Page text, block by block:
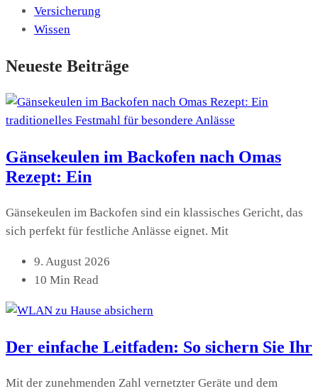
Versicherung
Wissen
Neueste Beiträge
Gänsekeulen im Backofen nach Omas
Rezept: Ein
Gänsekeulen im Backofen sind ein klassisches Gericht, das
sich perfekt für festliche Anlässe eignet. Mit
9. August 2026
10 Min Read
Der einfache Leitfaden: So sichern Sie Ihr
Mit der zunehmenden Zahl vernetzter Geräte und dem